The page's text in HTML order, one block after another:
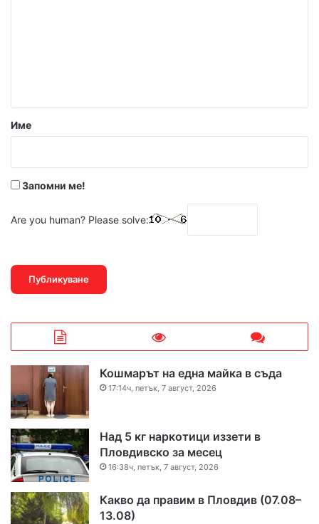
р
Име
Запомни ме!
Are you human? Please solve:
Кошмарът на една майка в съда
17:14ч, петък, 7 август, 2026
Над 5 кг наркотици иззети в
Пловдивско за месец
16:38ч, петък, 7 август, 2026
Какво да правим в Пловдив (07.08–
13.08)